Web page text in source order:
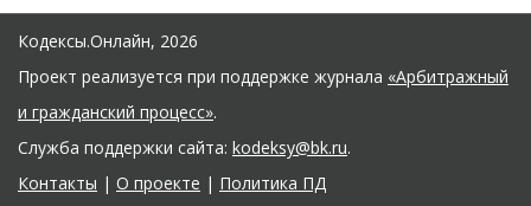
Кодексы.Онлайн, 2026
Проект реализуется при поддержке журнала «Арбитражный
и гражданский процесс».
Служба поддержки сайта: kodeksy@bk.ru.
Контакты | О проекте | Политика ПД